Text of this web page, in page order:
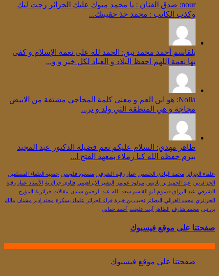
nour: صدق الفنان : يا محمد مبوك عليك الجزائر رجت ليك
وكذب الكاتب : محمد خذ حقيبتك...
بلقاسم أحمد محمد نبق: الحمد لله على نعمة الإسلام و كفى
بها نعمة اللهم احفظ البلاد و العباد لكل خير و و...
Nolla: هو ابن العم و معنى كلمة المجاجي مشتفة من الابيض
مجاجة و هي المنطقة التي ولد و تر...
طاهر مهدي: السلام عليكم نعم فضيلة الدكتور عبد المجيد
بيرم حفظه الله كنا زملاء بمعهد الفتح ا...
علماء الجزائر محمد الهادي الحسني عمار رقبة الشرفي مسعود فلوسي جمعية العلماء المسلمين
الجزائريين عبد الحميد بن باديس مولود عويمر البشير الإبراهيمي فتاوى جزائرية
الأستاذ عمار رقبة
الشرفي عبد الرزاق قسوم أبو القاسم سعد الله عبد الرحمن شيبان مقالات جزائرية
المؤرخ
الجزائري محمد الغزالي البصائر نجيب بن خيرة قراء الجزائر علماء بسكرة محند إدير مشنان مالك
بن نبي محمد شارف الطاهر آيت علجت أحمد حماني
صفحتنا على موقع فيسبوك
صفحتنا على موقع فيسبوك